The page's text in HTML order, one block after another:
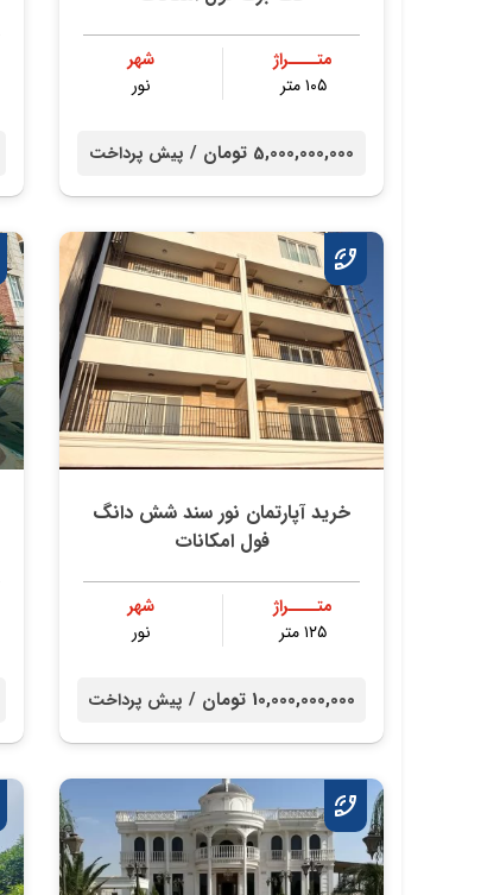
متــــراژ
۱۰۵ متر
شهر
نور
5,000,000,000 تومان / پیش پرداخت
خرید آپارتمان نور سند شش دانگ
فول امکانات
متــــراژ
۱۲۵ متر
شهر
نور
10,000,000,000 تومان / پیش پرداخت